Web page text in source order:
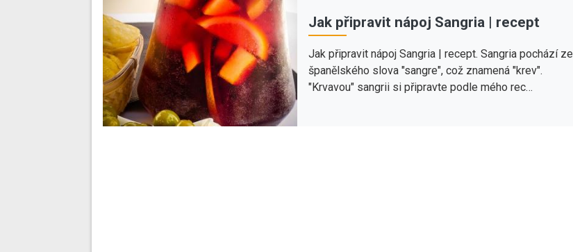
Jak připravit nápoj Sangria | recept
Jak připravit nápoj Sangria | recept. Sangria pochází ze
španělského slova "sangre", což znamená "krev".
"Krvavou" sangrii si připravte podle mého rec…